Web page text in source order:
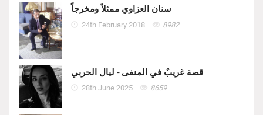
سنان العزاوي ممثلاً ومخرجاً
24th February 2018 8982
قصة غريبٌ في المنفى - ليال الحربي
28th June 2025 8659